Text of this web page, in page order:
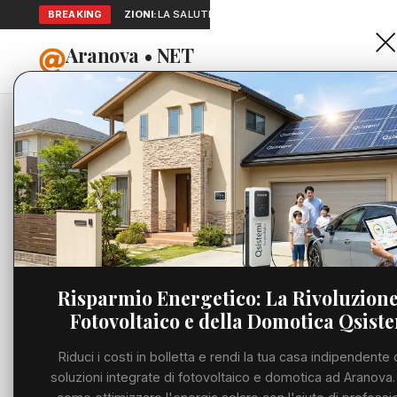
BREAKING
SEGNALAZIONI:LA SALUTE A PORTATA DI MANO:
Aranova • NET
PORTALE UTILE AL TERRITORIO
Home
Cronaca
Viabilità
Utilità
Meteo
Eventi
Risparmio Energetico: La
Fotovoltaico e della Domotica
Riduci i costi in bolletta e rendi la tua casa indipendente
soluzioni integrate di fotovoltaico e domotica ad Aranova.
Precedente